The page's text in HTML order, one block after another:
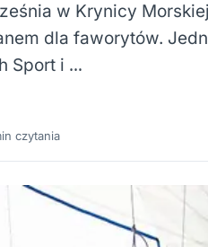
w Krynicy
dla faworytów.
Sport i …
czytania